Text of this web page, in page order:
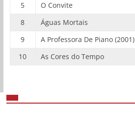
5 O Convite
8
Águas Mortais
9
A Professora De Piano (2001)
10
As Cores do Tempo